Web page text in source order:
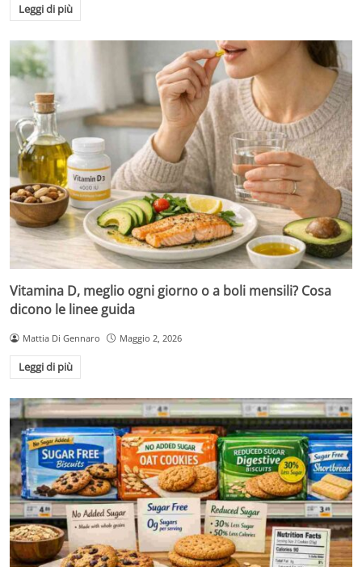
Leggi di più
Vitamina D, meglio ogni giorno o a boli mensili? Cosa
dicono le linee guida
Mattia Di Gennaro Maggio 2, 2026
Leggi di più